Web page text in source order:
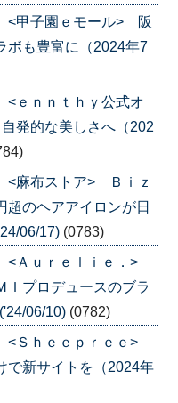
<甲子園ｅモール> 阪
ボも豊富に（2024年7
ｅｎｎｔｈｙ公式オ
発的な美しさへ（202
麻布ストア> Ｂｉｚ
超のヘアアイロンが日
06/17) (0783)
<Ａｕｒｅｌｉｅ．>
Ｉプロデュースのブラ
06/10) (0782)
<Ｓｈｅｅｐｒｅｅ>
で新サイトを（2024年